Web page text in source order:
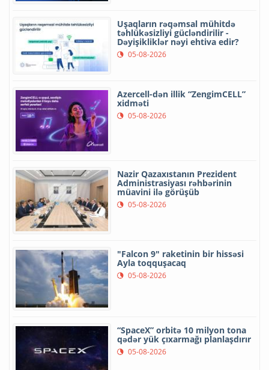
Uşaqların rəqəmsal mühitdə
təhlükəsizliyi gücləndirilir -
Dəyişikliklər nəyi ehtiva edir?
05-08-2026
Azercell-dən illik “ZengimCELL”
xidməti
05-08-2026
Nazir Qazaxıstanın Prezident
Administrasiyası rəhbərinin
müavini ilə görüşüb
05-08-2026
"Falcon 9" raketinin bir hissəsi
Ayla toqquşacaq
05-08-2026
“SpaceX” orbitə 10 milyon tona
qədər yük çıxarmağı planlaşdırır
05-08-2026